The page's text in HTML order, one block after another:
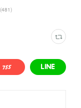
(481)